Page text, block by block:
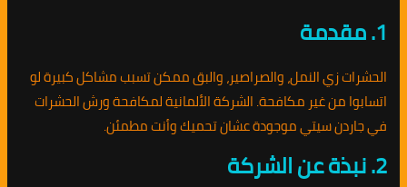
1. مقدمة
الحشرات زي النمل، والصراصير، والبق ممكن تسبب مشاكل كبيرة لو
اتسابوا من غير مكافحة. الشركة الألمانية لمكافحة ورش الحشرات
في جاردن سيتي موجودة عشان تحميك وأنت مطمئن.
2. نبذة عن الشركة